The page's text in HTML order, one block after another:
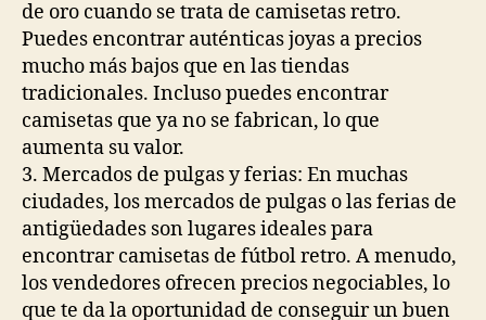
de oro cuando se trata de camisetas retro.
Puedes encontrar auténticas joyas a precios
mucho más bajos que en las tiendas
tradicionales. Incluso puedes encontrar
camisetas que ya no se fabrican, lo que
aumenta su valor.
3. Mercados de pulgas y ferias: En muchas
ciudades, los mercados de pulgas o las ferias de
antigüedades son lugares ideales para
encontrar camisetas de fútbol retro. A menudo,
los vendedores ofrecen precios negociables, lo
que te da la oportunidad de conseguir un buen